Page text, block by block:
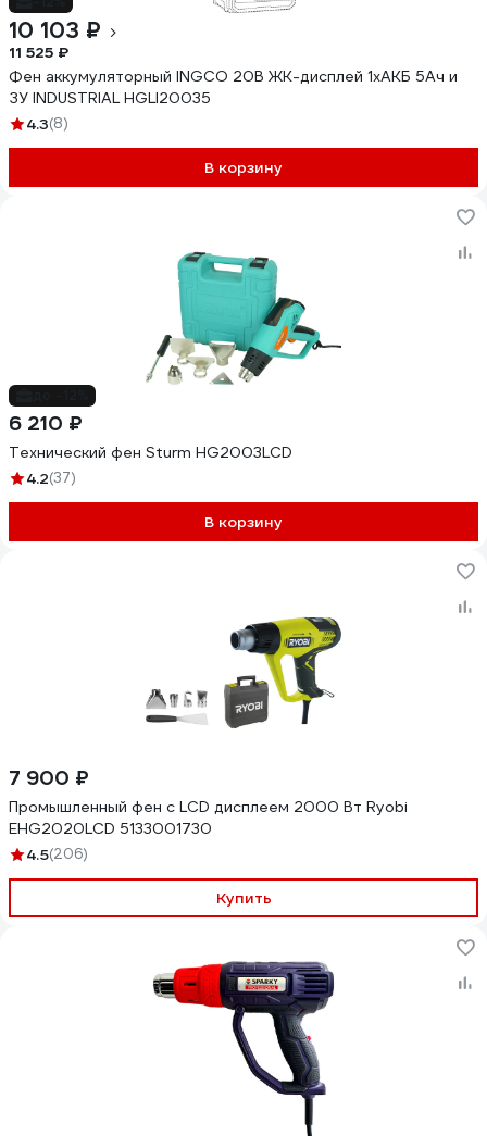
10 103 ₽
11 525 ₽
Фен аккумуляторный INGCO 20В ЖК-дисплей 1хАКБ 5Ач и
ЗУ INDUSTRIAL HGLI20035
4.3(8)
В корзину
6 210 ₽
Технический фен Sturm HG2003LCD
4.2(37)
В корзину
7 900 ₽
Промышленный фен с LCD дисплеем 2000 Вт Ryobi
EHG2020LCD 5133001730
4.5(206)
Купить